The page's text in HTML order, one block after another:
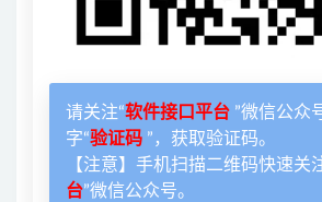
请关注“软件接口平台 ”微信公众
字“验证码 ”，获取验证码。
【注意】手机扫描二维码快速关
台”微信公众号。